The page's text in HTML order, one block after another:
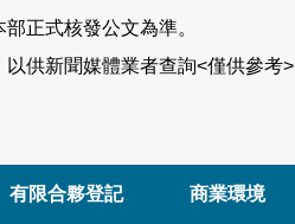
正式核發公文為準。
供新聞媒體業者查詢<僅供參考>
有限合夥登記 商業環境